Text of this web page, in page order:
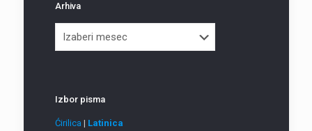
Arhiva
Izbor pisma
Ćirilica | Latinica